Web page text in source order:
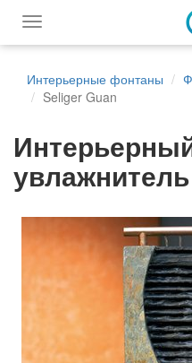
Переключить
меню
Интерьерные фонтаны
Seliger Guan